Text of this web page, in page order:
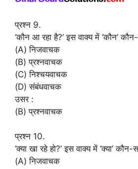
प्रश्न 9.
‘कौन आ रहा है?’ इस वाक्य में ‘कौन’
(A) निजवाचक
(B) प्रश्नवाचक
(C) निश्चयवाचक
(D) संबंधवाचक
उसर :
(B) प्रश्नवाचक
प्रश्न 10.
‘क्या खा रहे हो?’ इस वाक्य में ‘क्या’ कौन-
(A) निजवाचक